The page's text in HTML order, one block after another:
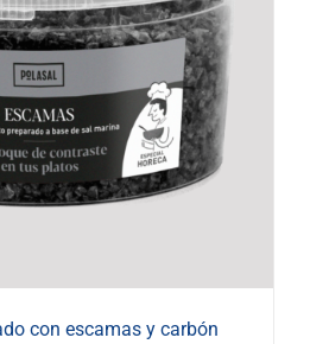
con escamas y carbón